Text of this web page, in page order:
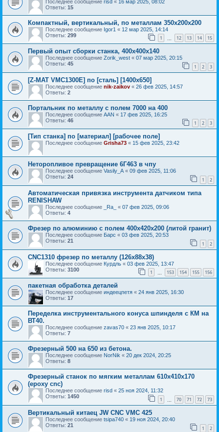
Последнее сообщение risd « 16 мар 2025, 08:02
Ответы: 15
Компактный, вертикальный, по металлам 350х200х200
Последнее сообщение Igor1 « 12 мар 2025, 14:14
Ответы: 299 1 12 13 14 15
Первый опыт сборки станка, 400х400х140
Последнее сообщение Zorik_west « 07 мар 2025, 20:15
Ответы: 45 1 2 3
[Z-MAT VMC1300E] по [сталь] [1400х650]
Последнее сообщение nik-zaikov « 26 фев 2025, 14:57
Ответы: 2
Портальник по металлу с полем 7000 на 400
Последнее сообщение AAN « 17 фев 2025, 16:25
Ответы: 46 1 2 3
[Тип станка] по [материал] [рабочее поле]
Последнее сообщение Grisha73 « 15 фев 2025, 23:42
Неторопливое превращение 6Г463 в чпу
Последнее сообщение Vasily_A« 09 фев 2025, 11:06
Ответы: 24 1 2
Автоматическая привязка инструмента датчиком типа
RENISHAW
Последнее сообщение _Ra_ « 07 фев 2025, 09:06
Ответы: 4
Фрезер по алюминию с полем 400х420х200 (литой гранит)
Последнее сообщение Барс « 03 фев 2025, 20:53
Ответы: 21 1 2
CNC1310 фрезер по металлу (126x88x38)
Последнее сообщение Курдль « 03 фев 2025, 13:47
Ответы: 3100 1 153 154 155 156
пакетная обработка деталей
Последнее сообщение индеецпетя « 24 янв 2025, 16:30
Ответы: 17
Переделка инструментального конуса шпинделя с КМ на
ВТ40.
Последнее сообщение zavas70 « 23 янв 2025, 10:17
Ответы: 7
Фрезерный 500 на 650 из бетона.
Последнее сообщение NorNik « 20 дек 2024, 20:25
Ответы: 8
Фрезерный станок по мягким металлам 610х410х170
(epoxy cnc)
Последнее сообщение risd « 25 ноя 2024, 11:32
Ответы: 1450 1 70 71 72 73
Вертикальный китаец JW CNC VMC 425
Последнее сообщение tsipa740 « 19 ноя 2024, 20:40
Ответы: 21 1 2